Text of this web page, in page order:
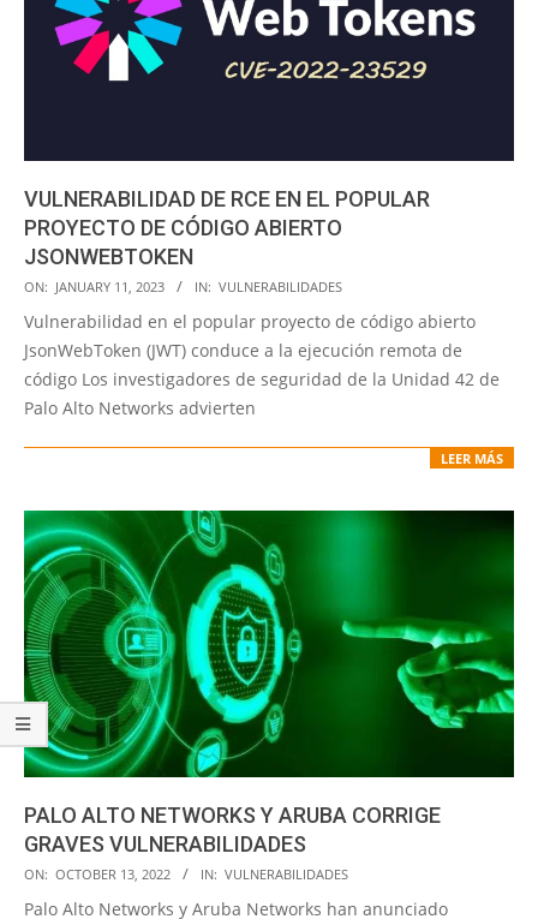
VULNERABILIDAD DE RCE EN EL POPULAR
PROYECTO DE CÓDIGO ABIERTO
JSONWEBTOKEN
2023-
01-
11
ON: JANUARY 11, 2023 IN: VULNERABILIDADES
Vulnerabilidad en el popular proyecto de código abierto
JsonWebToken (JWT) conduce a la ejecución remota de
código Los investigadores de seguridad de la Unidad 42 de
Palo Alto Networks advierten
LEER MÁS
PALO ALTO NETWORKS Y ARUBA CORRIGE
GRAVES VULNERABILIDADES
2022-
10-
ON: OCTOBER 13, 2022 IN: VULNERABILIDADES
Palo Alto Networks y Aruba Networks han anunciado